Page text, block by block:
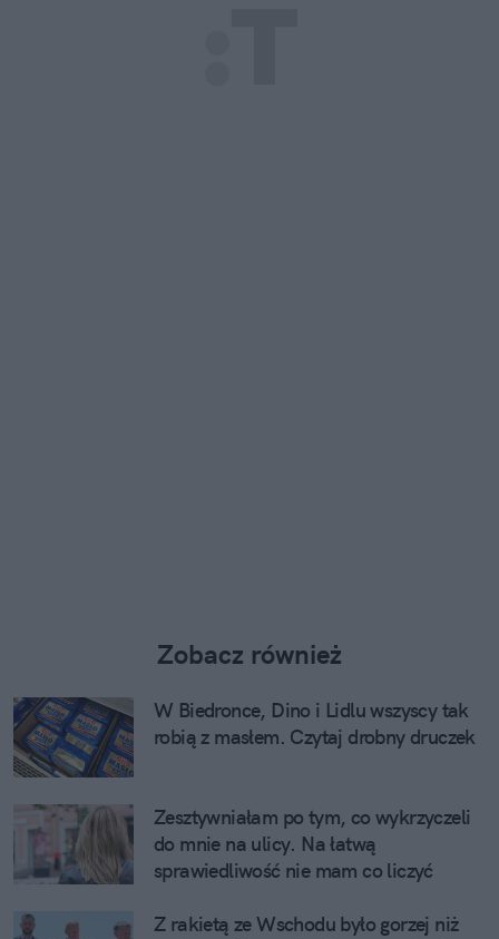
Zobacz również
W Biedronce, Dino i Lidlu wszyscy tak
robią z masłem. Czytaj drobny druczek
Zesztywniałam po tym, co wykrzyczeli
do mnie na ulicy. Na łatwą
sprawiedliwość nie mam co liczyć
Z rakietą ze Wschodu było gorzej niż